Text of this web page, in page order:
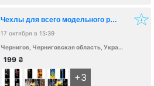
Чехлы для всего модельного ряда Apple iPhone
17 октября в 15:39
Чернигов, Черниговская область, Украина, 14000
199 ₴
+3